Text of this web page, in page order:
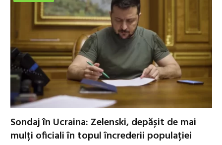
Sondaj în Ucraina: Zelenski, depășit de mai
mulți oficiali în topul încrederii populației